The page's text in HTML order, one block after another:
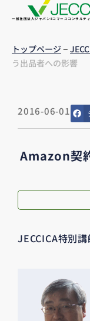
一般社団法人ジャパンEコマースコンサルテ
トップページ–
う出品者への影響
2016-06-01
Amazon契
JECCICA特別